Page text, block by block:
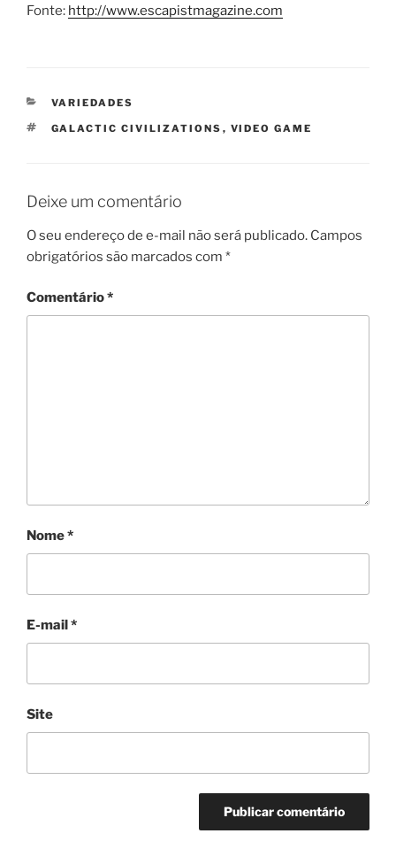
Fonte: http://www.escapistmagazine.com
CATEGORIAS
VARIEDADES
TAGS
GALACTIC CIVILIZATIONS , VIDEO GAME
Deixe um comentário
O seu endereço de e-mail não será publicado. Campos
obrigatórios são marcados com *
Comentário*
Nome*
E-mail*
Site